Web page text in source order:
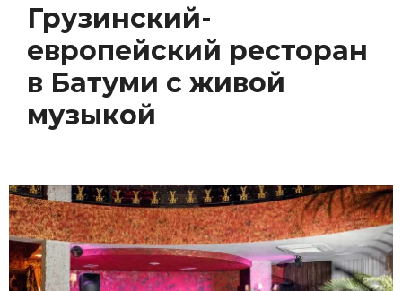
Грузинский-
европейский ресторан
в Батуми с живой
музыкой